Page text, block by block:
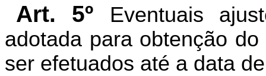
Art. 5º
Eventuais
adotada para obtenção
ser efetuados até a data